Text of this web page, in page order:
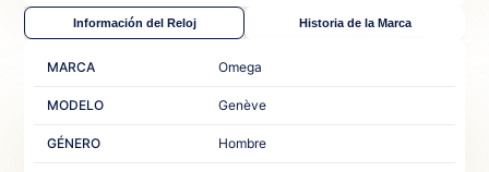
Información del Reloj Historia de la Marca
MARCA Omega
MODELO Genève
GÉNERO Hombre